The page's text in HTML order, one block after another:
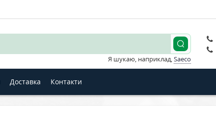
Я шукаю, наприклад,Saeco
Доставка Контакти